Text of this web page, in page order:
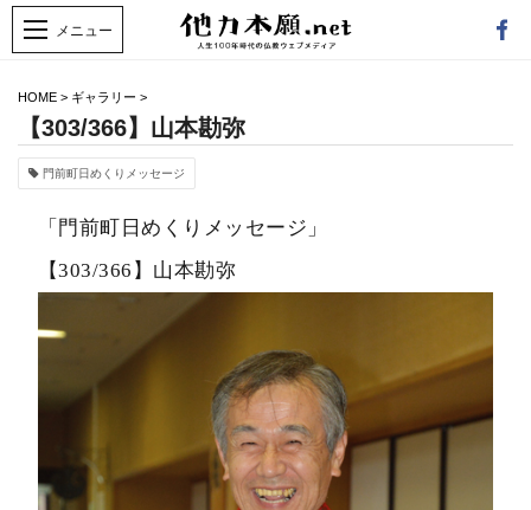
HOME > ギャラリー >
【303/366】山本勘弥
門前町日めくりメッセージ
「門前町日めくりメッセージ」
【303/366】山本勘弥